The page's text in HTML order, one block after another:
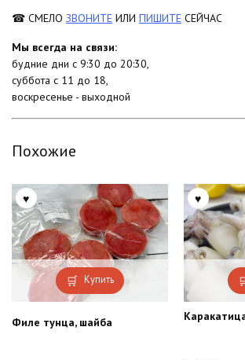
☎ СМЕЛО ЗВОНИТЕ ИЛИ ПИШИТЕ СЕЙЧАС
Мы всегда на связи:
будние дни с 9:30 до 20:30,
суббота с 11 до 18,
воскресенье - выходной
Похожие
Купить
Филе тунца, шайба